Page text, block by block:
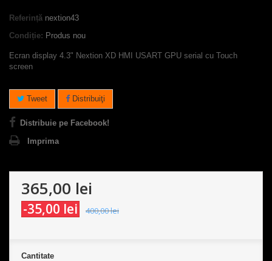
Referință nextion43
Condiție: Produs nou
Ecran display 4.3" Nextion XD HMI USART GPU serial cu Touch
screen
Tweet Distribuiţi
Distribuie pe Facebook!
Imprima
365,00 lei
-35,00 lei 400,00 lei
Cantitate